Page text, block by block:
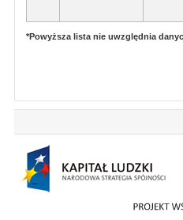
*Powyższa lista nie uwzględnia